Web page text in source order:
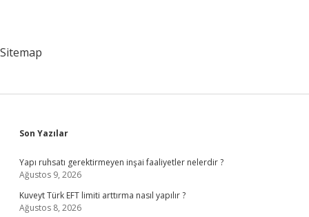
Sitemap
Sidebar
Son Yazılar
Yapı ruhsatı gerektirmeyen inşai faaliyetler nelerdir ?
Ağustos 9, 2026
Kuveyt Türk EFT limiti arttırma nasıl yapılır ?
Ağustos 8, 2026